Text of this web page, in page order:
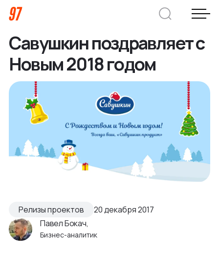
Дмитрий Хоружко
CEO Nineseven
Оставить заявку
Кейсы
Компания
Преимущества
Как мы ведем проекты
Заказная веб-разработка
Интеграции и омниканальность
Отрасли
Автодилеры
Блог
Савушкин поздравляет с
Новым 2018 годом
Релизы проектов
20 декабря 2017
Павел Бокач,
Бизнес-аналитик